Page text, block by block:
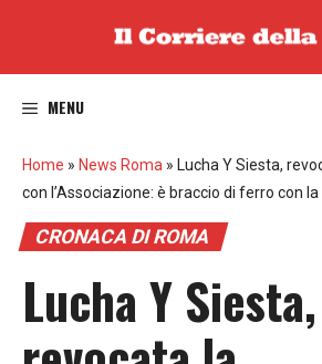
MENU
Home » News Roma » Lucha Y Siesta,
con l’Associazione: è braccio di ferro con la
CRONACA DI ROMA
Lucha Y Siesta,